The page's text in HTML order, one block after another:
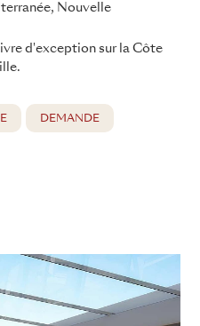
Nouvelle
d'exception sur la Côte
DEMANDE